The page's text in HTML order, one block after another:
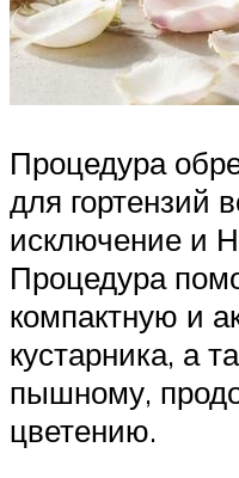
Процедура
для гортензий
исключение и
Процедура
компактную и
кустарника, а
пышному,
цветению.